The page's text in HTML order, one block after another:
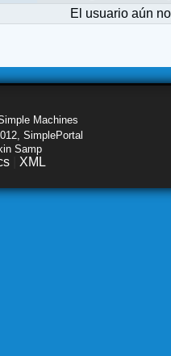
El usuario aún
Machines
SimplePortal
Samp
XML